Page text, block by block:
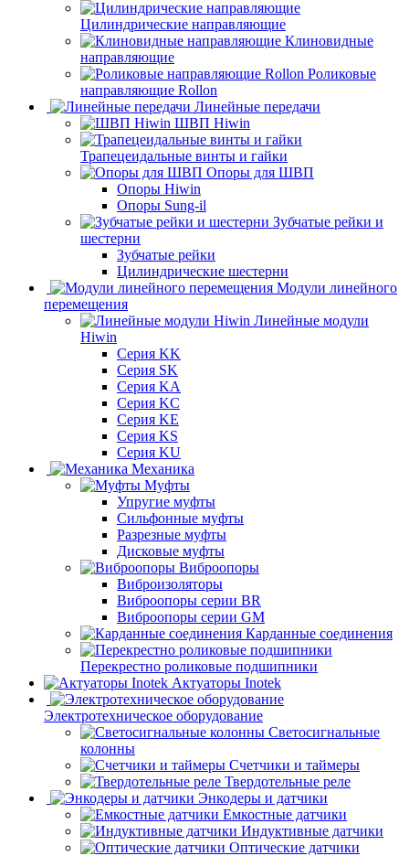
Цилиндрические направляющие
Клиновидные
направляющие
Роликовые
направляющие Rollon
Линейные передачи
ШВП Hiwin
Трапецеидальные винты и гайки
Опоры для ШВП
Опоры Hiwin
Опоры Sung-il
Зубчатые рейки и
шестерни
Зубчатые рейки
Цилиндрические шестерни
Модули линейного
перемещения
Линейные модули
Hiwin
Серия KK
Серия SK
Серия KA
Серия KC
Серия KE
Серия KS
Серия KU
Механика
Муфты
Упругие муфты
Сильфонные муфты
Разрезные муфты
Дисковые муфты
Виброопоры
Виброизоляторы
Виброопоры серии BR
Виброопоры серии GM
Карданные соединения
Перекрестно роликовые подшипники
Актуаторы Inotek
Электротехническое оборудование
Светосигнальные
колонны
Счетчики и таймеры
Твердотельные реле
Энкодеры и датчики
Емкостные датчики
Индуктивные датчики
Оптические датчики